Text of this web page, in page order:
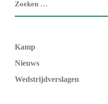
Kamp
Nieuws
Wedstrijdverslagen